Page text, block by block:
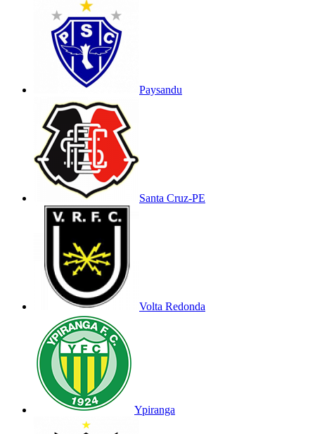
Paysandu
Santa Cruz-PE
Volta Redonda
Ypiranga